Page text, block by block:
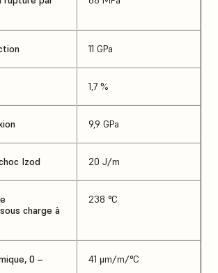
11 GPa
1,7 %
9,9 GPa
Izod 20 J/m
charge à
238 °C
0 –
41 μm/m/°C